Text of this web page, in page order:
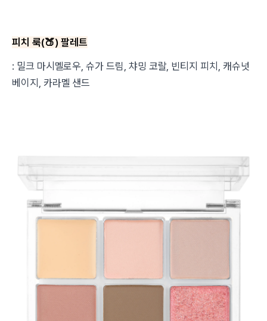
피치 룩(🍑) 팔레트
: 밀크 마시멜로우, 슈가 드림, 챠밍 코랄, 빈티지 피치, 캐슈넛
베이지, 카라멜 샌드